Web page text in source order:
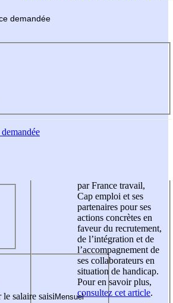
demandée
salaire saisi
par France travail,
Cap emploi et ses
partenaires pour ses
actions concrètes en
faveur du recrutement,
de l’intégration et de
l’accompagnement de
ses collaborateurs en
situation de handicap.
Pour en savoir plus,
consultez cet article.